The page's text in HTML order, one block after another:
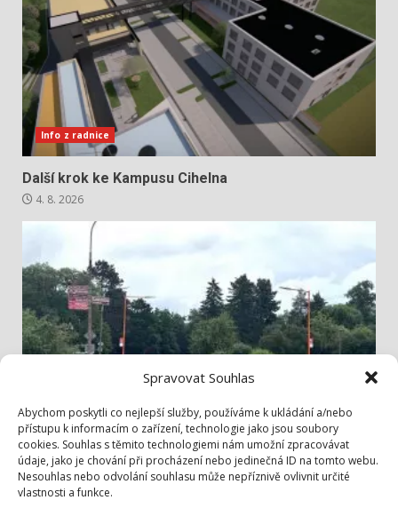
Spravovat Souhlas
Abychom poskytli co nejlepší služby, používáme k ukládání a/nebo
přístupu k informacím o zařízení, technologie jako jsou soubory
cookies. Souhlas s těmito technologiemi nám umožní zpracovávat
údaje, jako je chování při procházení nebo jedinečná ID na tomto webu.
Nesouhlas nebo odvolání souhlasu může nepříznivě ovlivnit určité
vlastnosti a funkce.
Info z radnice
Další krok ke Kampusu Cihelna
4. 8. 2026
Bezpečněji přes Lidickou
3. 8. 2026